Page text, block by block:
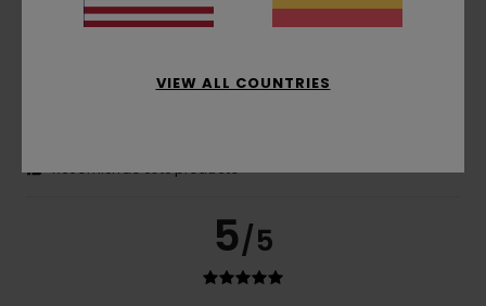
calidad excelente
Recomiendo este producto
5/5
VIEW ALL COUNTRIES